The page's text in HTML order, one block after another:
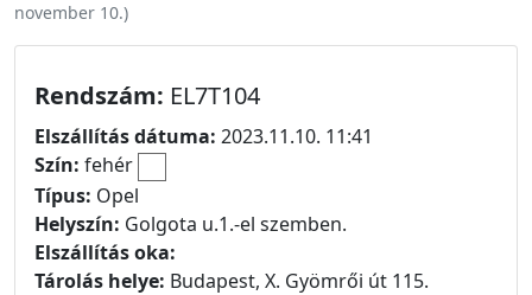
november 10.)
Rendszám: EL7T104
Elszállítás dátuma: 2023.11.10. 11:41
Szín: fehér
Típus: Opel
Helyszín: Golgota u.1.-el szemben.
Elszállítás oka:
Tárolás helye: Budapest, X. Gyömrői út 115.